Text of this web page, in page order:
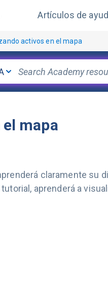
Artículos de
activos en el mapa
mapa
claramente
aprenderá a